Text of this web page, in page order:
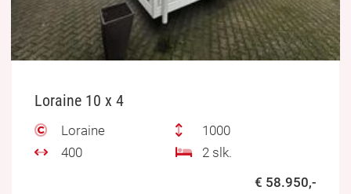
Loraine 10 x 4
Loraine
1000
400
2 slk.
€ 58.950,-